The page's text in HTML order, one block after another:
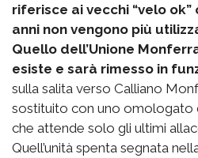
riferisce ai vecchi “velo
anni non vengono più
Quello dell’Unione
esiste e sarà rimesso in
sulla salita verso Calliano
sostituito con uno omologato
che attende solo gli ultimi
Quell’unità spenta segnata